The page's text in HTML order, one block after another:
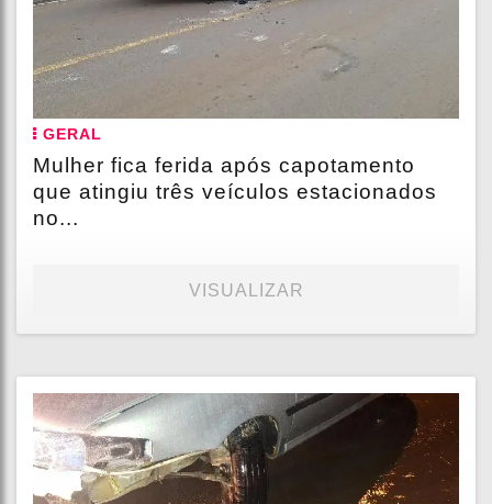
GERAL
Mulher fica ferida após capotamento
que atingiu três veículos estacionados
no...
VISUALIZAR